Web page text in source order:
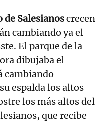
Salesianoscrecen
cambiando ya el
El parque de la
dibujaba el
cambiando
espalda los altos
los más altos del
que recibe